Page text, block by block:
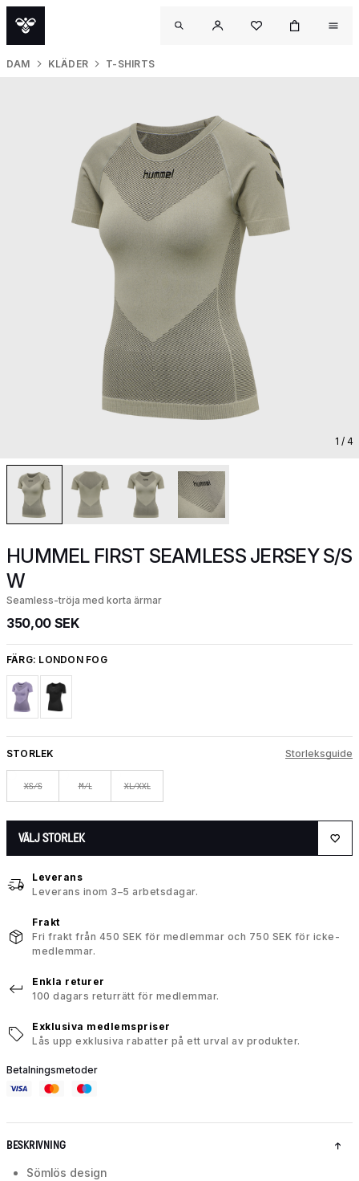
DAM KLÄDER T-SHIRTS
1 / 4
HUMMEL FIRST SEAMLESS JERSEY S/S
W
Seamless-tröja med korta ärmar
350,00 SEK
FÄRG: LONDON FOG
STORLEK Storleksguide
XS/S M/L XL/XXL
VÄLJ STORLEK
Leverans
Leverans inom 3–5 arbetsdagar.
Frakt
Fri frakt från 450 SEK för medlemmar och 750 SEK för icke-
medlemmar.
Enkla returer
100 dagars returrätt för medlemmar.
Exklusiva medlemspriser
Lås upp exklusiva rabatter på ett urval av produkter.
Betalningsmetoder
BESKRIVNING
Sömlös design